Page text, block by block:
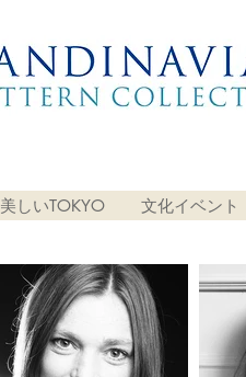
美しいTOKYO 文化イベント